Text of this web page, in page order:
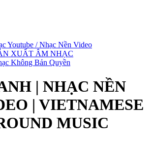
Youtube / Nhạc Nền Video
XUẤT ÂM NHẠC
Không Bản Quyền
| NHẠC NỀN
| VIETNAMESE
MUSIC